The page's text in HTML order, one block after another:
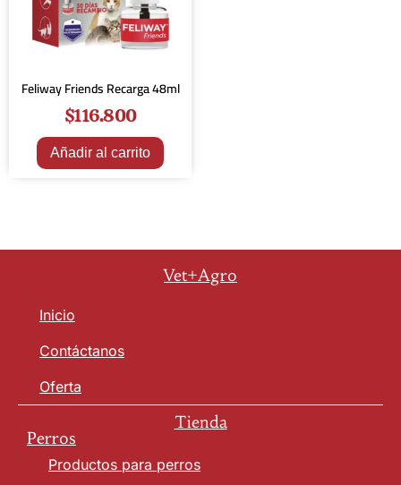
Feliway Friends Recarga 48ml
$116.800
Añadir al carrito
Vet+Agro
Inicio
Contáctanos
Oferta
Tienda
Perros
Productos para perros